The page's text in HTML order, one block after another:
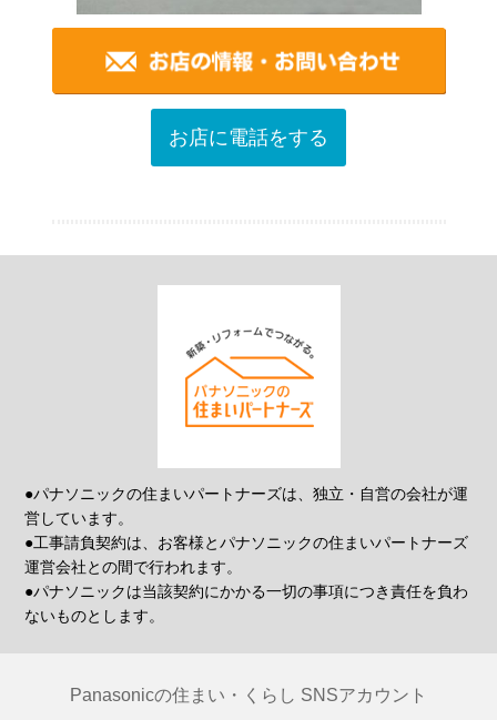
お店に電話をする
●パナソニックの住まいパートナーズは、独立・自営の会社が運
営しています。
●工事請負契約は、お客様とパナソニックの住まいパートナーズ
運営会社との間で行われます。
●パナソニックは当該契約にかかる一切の事項につき責任を負わ
ないものとします。
Panasonicの住まい・くらし SNSアカウント